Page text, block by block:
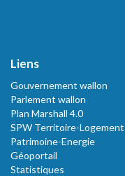
Liens
Gouvernement wallon
Parlement wallon
Plan Marshall 4.0
SPW Territoire-
Patrimoine-Energie
Géoportail
Statistiques